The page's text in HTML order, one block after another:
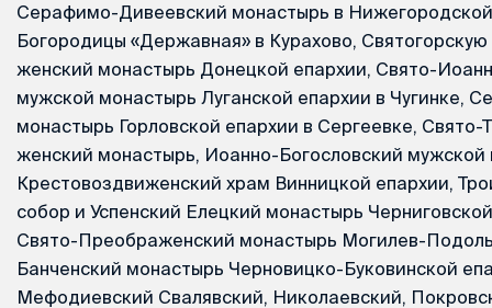
Серафимо-Дивеевский монастырь в
Богородицы «Державная» в Курахово,
женский монастырь Донецкой епархии, Свято-
мужской монастырь Луганской епархии в Чугинке,
монастырь Горловской епархии в Сергеевке,
женский монастырь, Иоанно-Богословский мужской
Крестовоздвиженский храм Винницкой епархии,
собор и Успенский Елецкий монастырь
Свято-Преображенский монастырь Могилев-
Банченский монастырь Черновицко-Буковинской
Мефодиевский Свалявский, Николаевский,